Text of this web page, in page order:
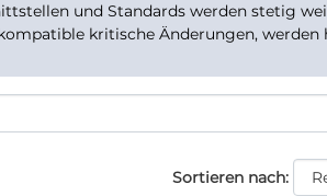
und Standards werden stetig
kritische Änderungen,
Sortieren nach